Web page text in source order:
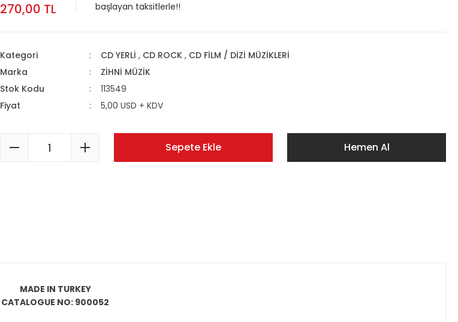
270,00 TL
başlayan taksitlerle!!
Kategori CD YERLİ , CD ROCK , CD FİLM / DİZİ MÜZİKLERİ
Marka
ZİHNİ MÜZİK
Stok Kodu
113549
Fiyat
5,00 USD + KDV
Sepete Ekle Hemen Al
MADE IN TURKEY
CATALOGUE NO: 900052